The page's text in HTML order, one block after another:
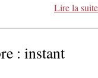
Lire la suite
: instant